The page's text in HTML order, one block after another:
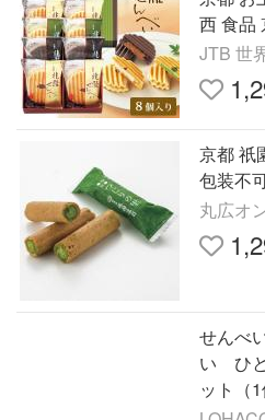
西 食品
産 お取
ト
JTB 世
京都 祇
包装不
丸広オ
せんべ
い ひ
ット（